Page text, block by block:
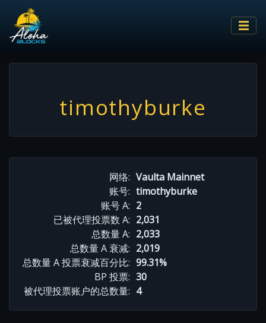
timothyburke
网络: Vaulta Mainnet
账号: timothyburke
账号 A: 2
已被代理投票数 A: 2,031
总数量 A: 2,033
总数量 A 衰减: 2,019
总数量 A 投票衰减百分比: 99.31%
BP 投票: 30
被代理投票账户的总数量: 4